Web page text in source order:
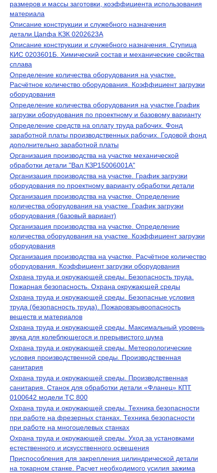
размеров и массы заготовки, коэффициента использования
материала
Описание конструкции и служебного назначения
детали.Цапфа КЗК 0202623А
Описание конструкции и служебного назначения. Ступица
КИС 0203601Б. Химический состав и механические свойства
сплава
Определение количества оборудования на участке.
Расчётное количество оборудования. Коэффициент загрузки
оборудования
Определение количества оборудования на участке.График
загрузки оборудования по проектному и базовому варианту
Определение средств на оплату труда рабочих. Фонд
заработной платы производственных рабочих. Годовой фонд
дополнительно заработной платы
Организация производства на участке механической
обработки детали "Вал КЗР15006001А"
Организация производства на участке. График загрузки
оборудования по проектному варианту обработки детали
Организация производства на участке. Определение
количества оборудования на участке. График загрузки
оборудования (базовый вариант)
Организация производства на участке. Определение
количества оборудования на участке. Коэффициент загрузки
оборудования
Организация производства на участке. Расчётное количество
оборудования. Коэффициент загрузки оборудования
Охрана труда и окружающей среды. Безопасность труда.
Пожарная безопасность. Охрана окружающей среды
Охрана труда и окружающей среды. Безопасные условия
труда (безопасность труда). Пожаровзрывоопасность
веществ и материалов
Охрана труда и окружающей среды. Максимальный уровень
звука для колеблющегося и прерывистого шума
Охрана труда и окружающей среды. Метеорологические
условия производственной среды. Производственная
санитария
Охрана труда и окружающей среды. Производственная
санитария. Станок для обработки детали «Фланец» КПТ
0100642 модели ТС 800
Охрана труда и окружающей среды. Техника безопасности
при работе на фрезерных станках. Техника безопасности
при работе на многоцелевых станках
Охрана труда и окружающей среды. Уход за установками
естественного и искусственного освещения
Приспособления для закрепления цилиндрической детали
на токарном станке. Расчет необходимого усилия зажима